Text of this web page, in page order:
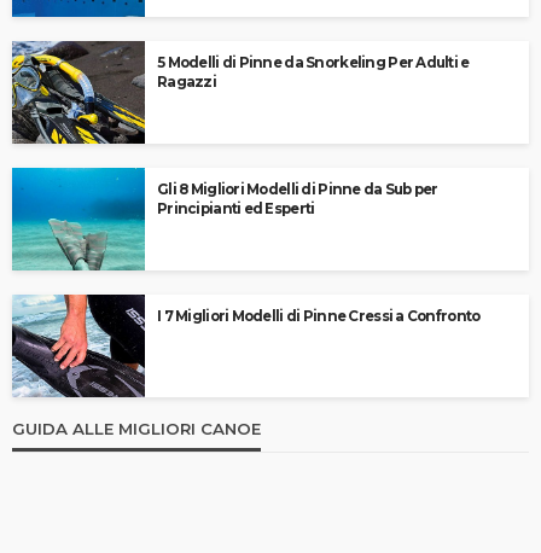
5 Modelli di Pinne da Snorkeling Per Adulti e
Ragazzi
Gli 8 Migliori Modelli di Pinne da Sub per
Principianti ed Esperti
I 7 Migliori Modelli di Pinne Cressi a Confronto
GUIDA ALLE MIGLIORI CANOE